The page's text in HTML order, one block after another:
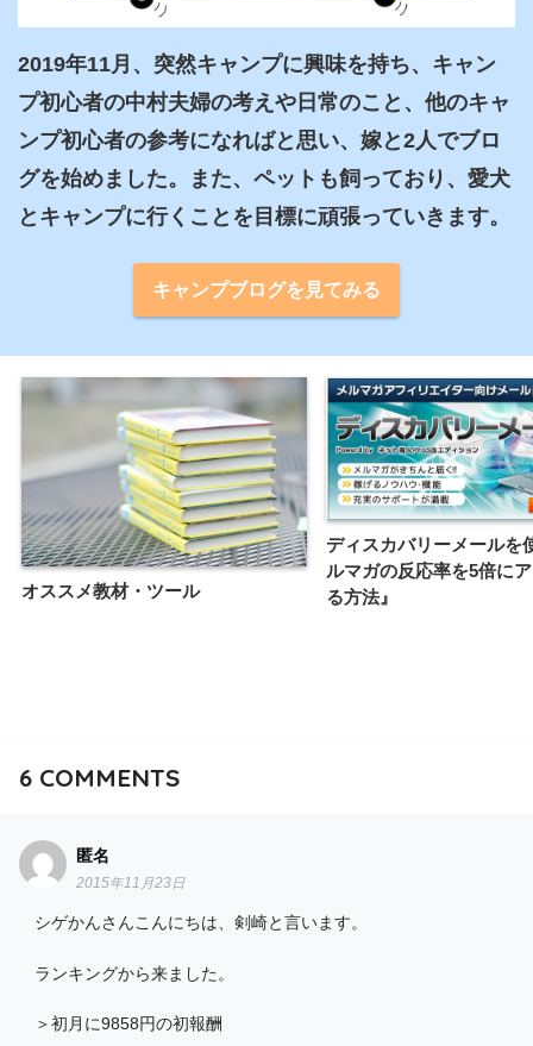
2019年11月、突然キャンプに興味を持ち、キャン
プ初心者の中村夫婦の考えや日常のこと、他のキャ
ンプ初心者の参考になればと思い、嫁と2人でブロ
グを始めました。また、ペットも飼っており、愛犬
とキャンプに行くことを目標に頑張っていきます。
キャンプブログを見てみる
オススメ教材・ツール
ディスカバリーメールを
ルマガの反応率を5倍に
る方法』
6COMMENTS
匿名
2015年11月23日
シゲかんさんこんにちは、剣崎と言います。
ランキングから来ました。
＞初月に9858円の初報酬